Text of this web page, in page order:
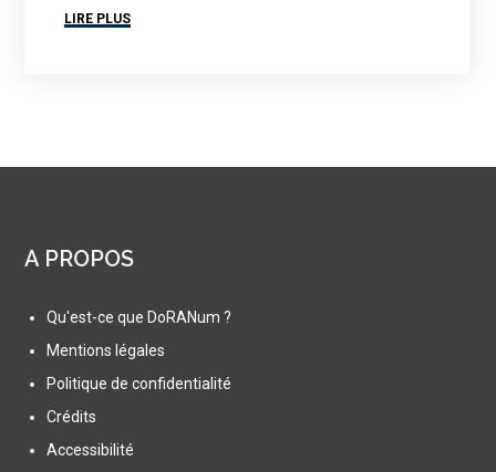
LIRE PLUS
A PROPOS
Qu'est-ce que DoRANum ?
Mentions légales
Politique de confidentialité
Crédits
Accessibilité